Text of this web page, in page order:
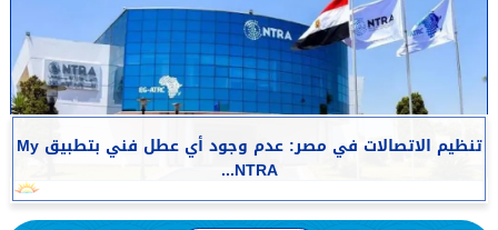
تنظيم الاتصالات في مصر: عدم وجود أي عطل فني بتطبيق My
NTRA...